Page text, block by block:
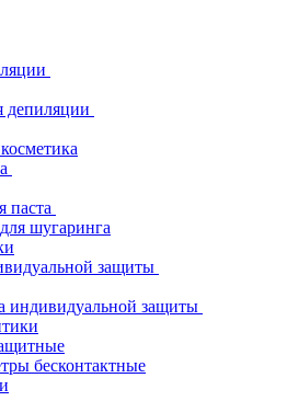
депиляции
паста
шугаринга
защиты
индивидуальной защиты
бесконтактные